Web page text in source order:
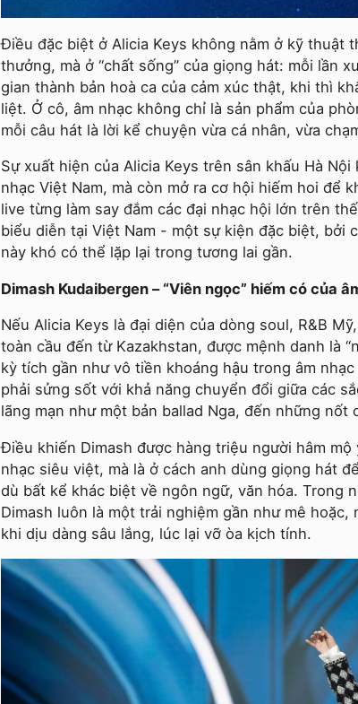
Điều đặc biệt ở Alicia Keys không nằm ở kỹ thuật
thưởng, mà ở “chất sống” của giọng hát: mỗi lần
gian thành bản hoà ca của cảm xúc thật, khi thì
liệt. Ở cô, âm nhạc không chỉ là sản phẩm của
mỗi câu hát là lời kể chuyện vừa cá nhân, vừa
Sự xuất hiện của Alicia Keys trên sân khấu Hà
nhạc Việt Nam, mà còn mở ra cơ hội hiếm hoi để
live từng làm say đắm các đại nhạc hội lớn trên
biểu diễn tại Việt Nam - một sự kiện đặc biệt, bởi
này khó có thể lặp lại trong tương lai gần.
Dimash Kudaibergen – “Viên ngọc” hiếm có của
Nếu Alicia Keys là đại diện của dòng soul, R&B
toàn cầu đến từ Kazakhstan, được mệnh danh là
kỳ tích gần như vô tiền khoáng hậu trong âm
phải sửng sốt với khả năng chuyển đổi giữa các
lãng mạn như một bản ballad Nga, đến những nốt
Điều khiến Dimash được hàng triệu người hâm
nhạc siêu việt, mà là ở cách anh dùng giọng hát
dù bất kể khác biệt về ngôn ngữ, văn hóa. Trong
Dimash luôn là một trải nghiệm gần như mê hoặc,
khi dịu dàng sâu lắng, lúc lại vỡ òa kịch tính.